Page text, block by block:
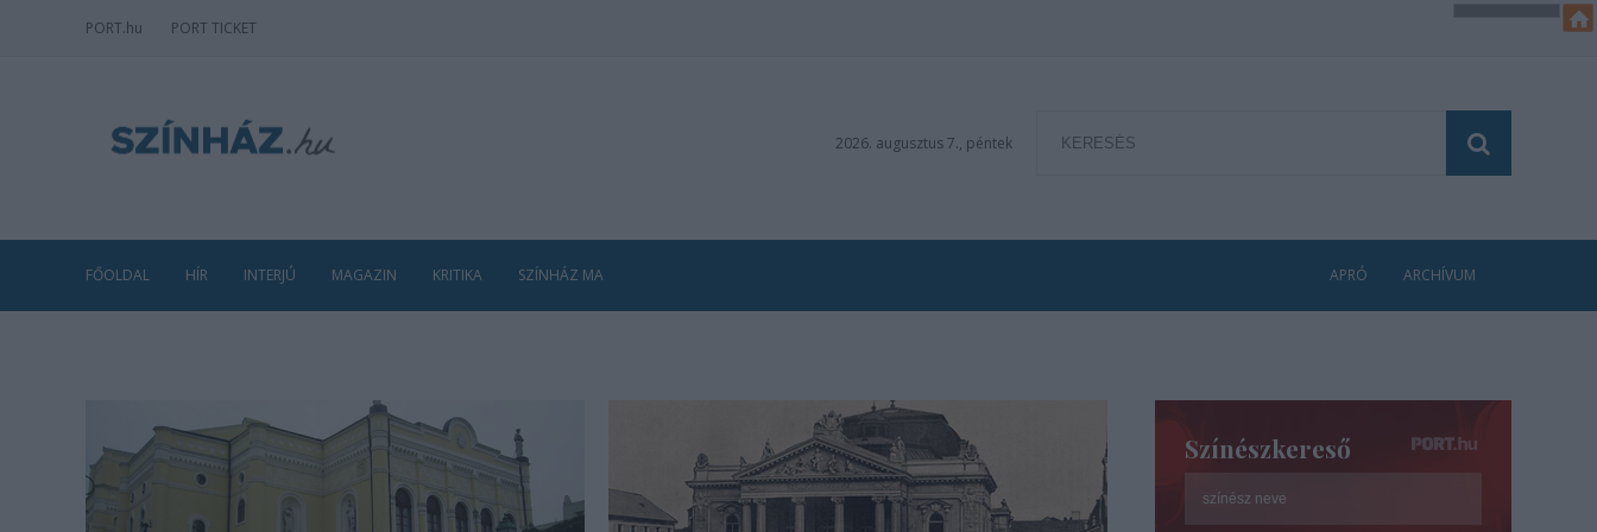
PORT.hu PORT TICKET
2026. augusztus 7., péntek
FŐOLDAL HÍR INTERJÚ MAGAZIN KRITIKA SZÍNHÁZ MA APRÓ ARCHÍVUM
Színészkereső